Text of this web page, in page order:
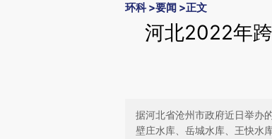
环科>要闻 >正文
河北2022年
据河北省沧州市政府近日举办
壁庄水库、岳城水库、王快水